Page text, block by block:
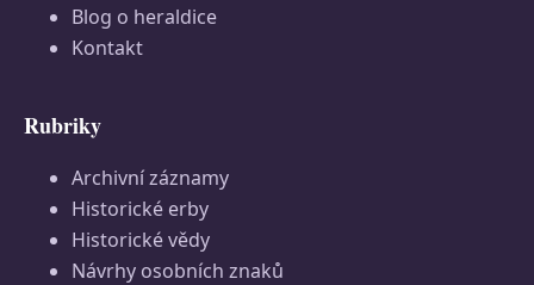
Blog o heraldice
Kontakt
Rubriky
Archivní záznamy
Historické erby
Historické vědy
Návrhy osobních znaků